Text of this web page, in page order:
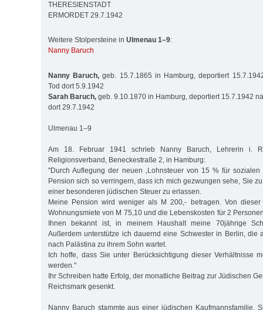
THERESIENSTADT
ERMORDET 29.7.1942
Weitere Stolpersteine in Ulmenau 1–9:
Nanny Baruch
Nanny Baruch, geb. 15.7.1865 in Hamburg, deportiert
Tod dort 5.9.1942
Sarah Baruch, geb. 9.10.1870 in Hamburg, deportiert 15.7.1942
dort 29.7.1942
Ulmenau 1–9
Am 18. Februar 1941 schrieb Nanny Baruch, Lehrerin i.
Religionsverband, Beneckestraße 2, in Hamburg:
"Durch Auflegung der neuen ‚Lohnsteuer von 15 % für sozialen
Pension sich so verringern, dass ich mich gezwungen sehe, Sie
einer besonderen jüdischen Steuer zu erlassen.
Meine Pension wird weniger als M 200,- betragen. Von
Wohnungsmiete von M 75,10 und die Lebenskosten für 2
Ihnen bekannt ist, in meinem Haushalt meine 70jährige
Außerdem unterstütze ich dauernd eine Schwester in Berlin, die
nach Palästina zu ihrem Sohn wartet.
Ich hoffe, dass Sie unter Berücksichtigung dieser Verhältnisse
werden."
Ihr Schreiben hatte Erfolg, der monatliche Beitrag zur Jüdischen
Reichsmark gesenkt.
Nanny Baruch stammte aus einer jüdischen Kaufmannsfamilie.